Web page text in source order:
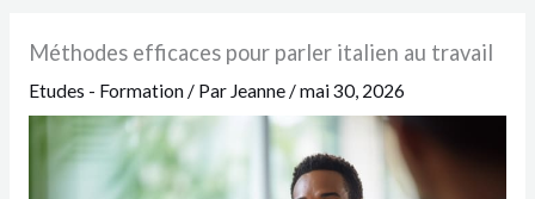
Méthodes efficaces pour parler italien au travail
Etudes - Formation/ Par Jeanne/mai 30, 2026